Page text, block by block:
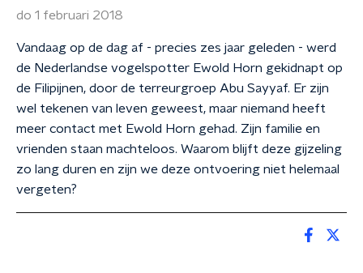
do 1 februari 2018
Vandaag op de dag af - precies zes jaar geleden - werd
de Nederlandse vogelspotter Ewold Horn gekidnapt op
de Filipijnen, door de terreurgroep Abu Sayyaf. Er zijn
wel tekenen van leven geweest, maar niemand heeft
meer contact met Ewold Horn gehad. Zijn familie en
vrienden staan machteloos. Waarom blijft deze gijzeling
zo lang duren en zijn we deze ontvoering niet helemaal
vergeten?